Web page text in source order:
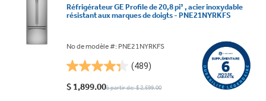
Réfrigérateur GE Profile de 20,8 pi³ , acier inoxydable
résistant aux marques de doigts - PNE21NYRKFS
No de modèle #: PNE21NYRKFS
(489)
4.3
étoile(s)
$ 1,899.00à partir de: $ 2,599.00